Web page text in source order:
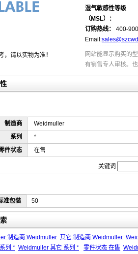
，请以实物为准！
湿气敏感性等级
（MSL）：
订购热线：
400-
Email:
网站能显示购买的
有销售专人审核。
制造商
Weidmuller
系列
*
件状态
在售
关键词
准包装
50
制造商 Weidmuller 其它 制造商 Weidmuller
列 * Weidmuller 其它 系列 * 零件状态 在售